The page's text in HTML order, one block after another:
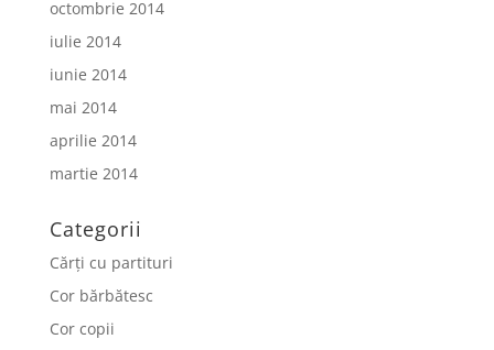
octombrie 2014
iulie 2014
iunie 2014
mai 2014
aprilie 2014
martie 2014
Categorii
Cărți cu partituri
Cor bărbătesc
Cor copii